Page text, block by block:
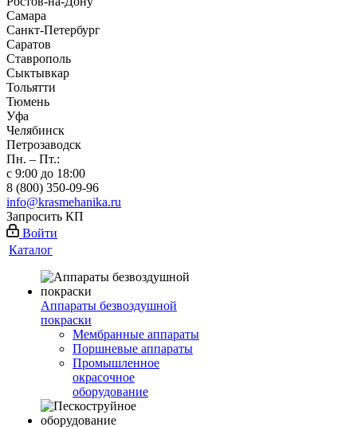
Самара
Санкт-Петербург
Саратов
Ставрополь
Сыктывкар
Тольятти
Тюмень
Уфа
Челябинск
Петрозаводск
Пн. – Пт.:
с 9:00 до 18:00
8 (800) 350-09-96
info@krasmehanika.ru
Запросить КП
Войти
Каталог
Аппараты безвоздушной
покраски
Мембранные аппараты
Поршневые аппараты
Промышленное
окрасочное
оборудование